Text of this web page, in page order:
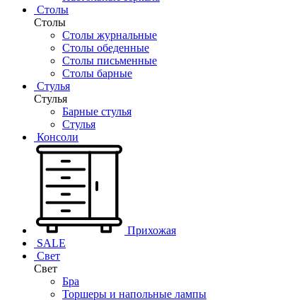
Столы
Столы
Столы журнальные
Столы обеденные
Столы письменные
Столы барные
Стулья
Стулья
Барные стулья
Стулья
Консоли
Прихожая
SALE
Свет
Свет
Бра
Торшеры и напольные лампы